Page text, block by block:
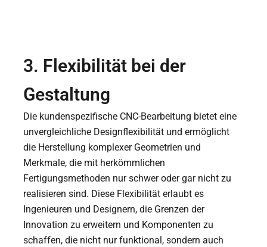
3. Flexibilität bei der
Gestaltung
Die kundenspezifische CNC-Bearbeitung bietet eine
unvergleichliche Designflexibilität und ermöglicht
die Herstellung komplexer Geometrien und
Merkmale, die mit herkömmlichen
Fertigungsmethoden nur schwer oder gar nicht zu
realisieren sind. Diese Flexibilität erlaubt es
Ingenieuren und Designern, die Grenzen der
Innovation zu erweitern und Komponenten zu
schaffen, die nicht nur funktional, sondern auch